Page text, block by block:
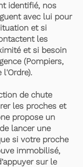
identifié, nos
avec lui pour
et si
les
et si besoin
(Pompiers,
l'Ordre).
de chute
les proches et
propose un
lancer une
si votre proche
immobilisé,
sur le